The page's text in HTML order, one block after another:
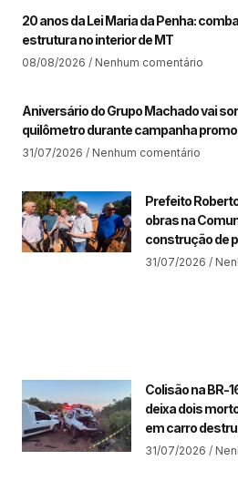
20 anos da Lei Maria da Penha:
estrutura no interior de MT​
08/08/2026 Nenhum comentário
Aniversário do Grupo Machado vai
quilômetro durante campanha
31/07/2026 Nenhum comentário
Prefeito
obras na
construção de
31/07/2026
Colisão na BR-
deixa dois
em carro
31/07/2026